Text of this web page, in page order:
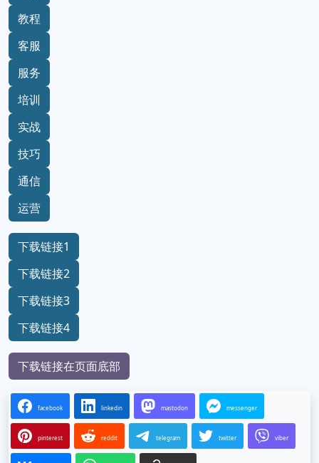
教程
客服
服务
培训
实战
技巧
通信
运营
下载链接1
下载链接2
下载链接3
下载链接4
下载链接在页面底部
facebook linkedin mastodon messenger
pinterest reddit telegram twitter viber